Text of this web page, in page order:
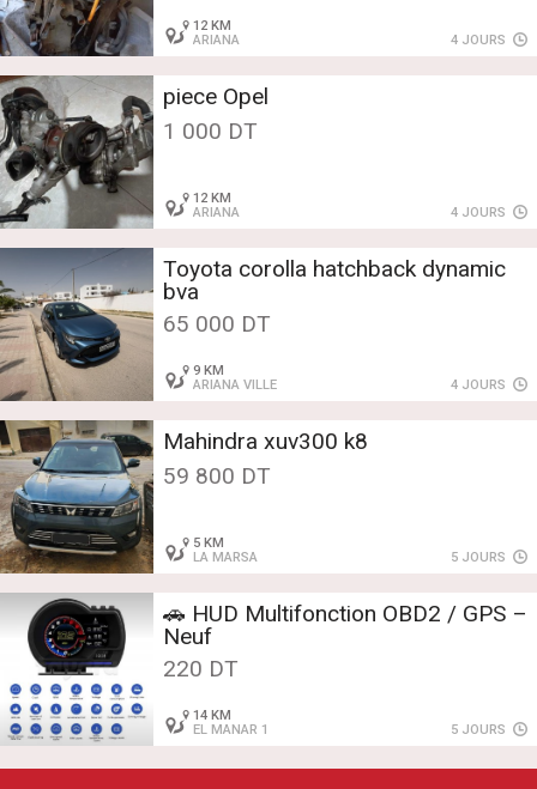
12 KM
ARIANA
4 JOURS
piece Opel
1 000 DT
12 KM
ARIANA
4 JOURS
Toyota corolla hatchback dynamic
bva
65 000 DT
9 KM
ARIANA VILLE
4 JOURS
Mahindra xuv300 k8
59 800 DT
5 KM
LA MARSA
5 JOURS
🚗 HUD Multifonction OBD2 / GPS –
Neuf
220 DT
14 KM
EL MANAR 1
5 JOURS